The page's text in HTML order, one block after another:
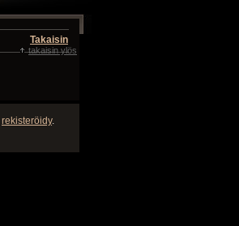
Takaisin
rekisteröidy.
takaisin ylös